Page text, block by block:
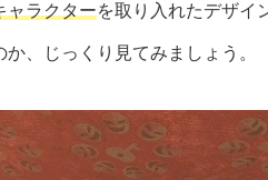
ャラクターを取り入れたデザイ
、じっくり見てみましょう。